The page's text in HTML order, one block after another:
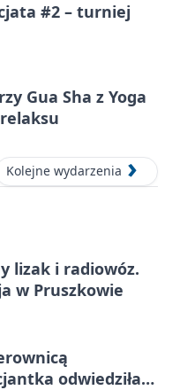
#2 – turniej
Gua Sha z Yoga
Kolejne wydarzenia
lizak i radiowóz.
w Pruszkowie
odwiedziła